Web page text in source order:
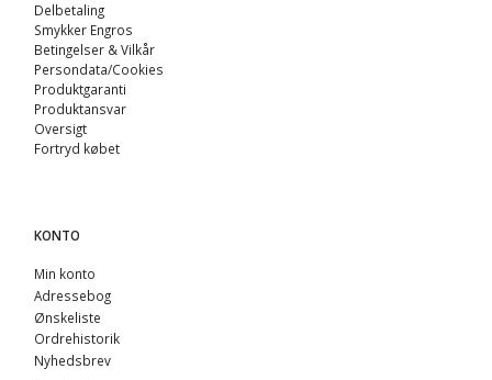
Delbetaling
Smykker Engros
Betingelser & Vilkår
Persondata/Cookies
Produktgaranti
Produktansvar
Oversigt
Fortryd købet
KONTO
Min konto
Adressebog
Ønskeliste
Ordrehistorik
Nyhedsbrev